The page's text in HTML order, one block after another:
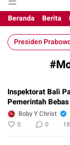
Beranda
Berita
Presiden
Inspektorat Bali
Pemerintah
Boby Y Christ
0 0